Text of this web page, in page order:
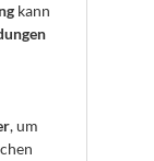
kann
, um